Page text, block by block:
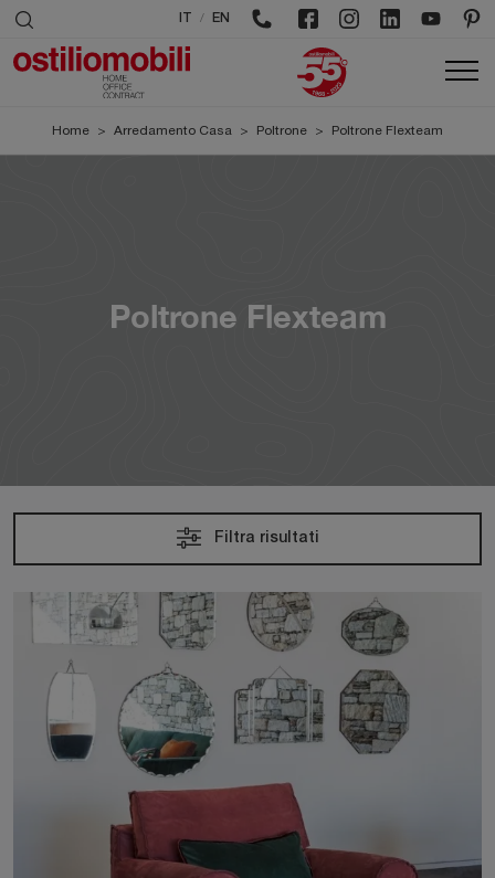
/ EN
Home > Arredamento Casa > Poltrone > Poltrone Flexteam
Poltrone Flexteam
Filtra risultati